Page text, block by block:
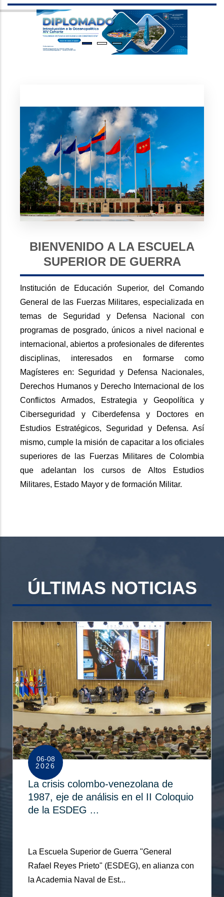
BIENVENIDO A LA ESCUELA
SUPERIOR DE GUERRA
Institución de Educación Superior, del Comando
General de las Fuerzas Militares, especializada en
temas de Seguridad y Defensa Nacional con
programas de posgrado, únicos a nivel nacional e
internacional, abiertos a profesionales de diferentes
disciplinas, interesados en formarse como
Magísteres en: Seguridad y Defensa Nacionales,
Derechos Humanos y Derecho Internacional de los
Conflictos Armados, Estrategia y Geopolítica y
Ciberseguridad y Ciberdefensa y Doctores en
Estudios Estratégicos, Seguridad y Defensa. Así
mismo, cumple la misión de capacitar a los oficiales
superiores de las Fuerzas Militares de Colombia
que adelantan los cursos de Altos Estudios
Militares, Estado Mayor y de formación Militar.
ÚLTIMAS NOTICIAS
06-08
2026
La crisis colombo-venezolana de
1987, eje de análisis en el II Coloquio
de la ESDEG ...
La Escuela Superior de Guerra "General
Rafael Reyes Prieto" (ESDEG), en alianza con
la Academia Naval de Est...